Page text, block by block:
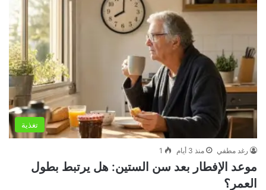
تغذية
رغد مطفي منذ 3 أيام 1
موعد الإفطار بعد سن الستين: هل يرتبط بطول
العمر؟